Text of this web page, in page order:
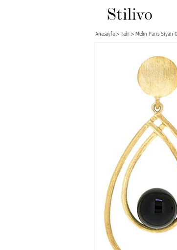
Anasayfa Takı Melin Paris Siyah